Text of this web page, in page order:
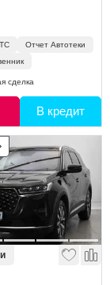
Отчет Автотеки
сделка
В кредит